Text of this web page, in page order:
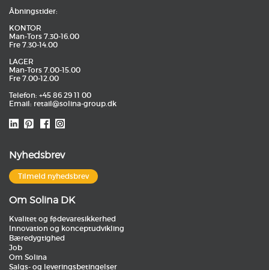
Åbningstider:
KONTOR
Man-Tors 7.30-16.00
Fre 7.30-14.00
LAGER
Man-Tors 7.00-15.00
Fre 7.00-12.00
Telefon: +45 86 29 11 00
Email: retail@solina-group.dk
Nyhedsbrev
Tilmeld nyhedsbrev
Om Solina DK
Kvalitet og fødevaresikkerhed
Innovation og konceptudvikling
Bæredygtighed
Job
Om Solina
Salgs- og leveringsbetingelser